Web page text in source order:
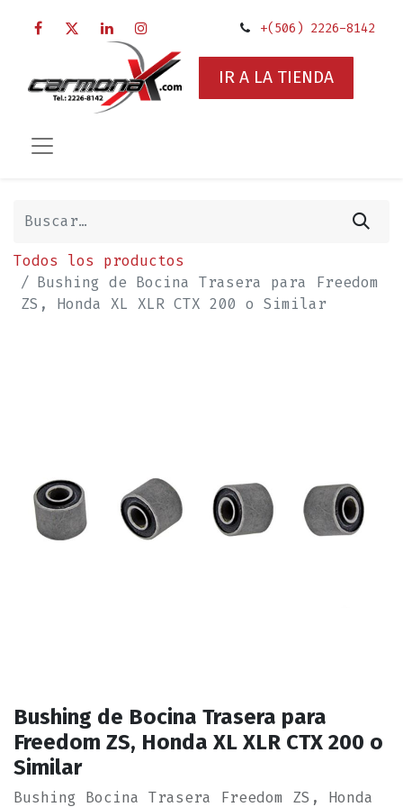
+(506) 2226-8142
IR A LA TIENDA
Todos los productos
Bushing de Bocina Trasera para Freedom
ZS, Honda XL XLR CTX 200 o Similar
Bushing de Bocina Trasera para
Freedom ZS, Honda XL XLR CTX 200 o
Similar
Bushing Bocina Trasera Freedom ZS, Honda